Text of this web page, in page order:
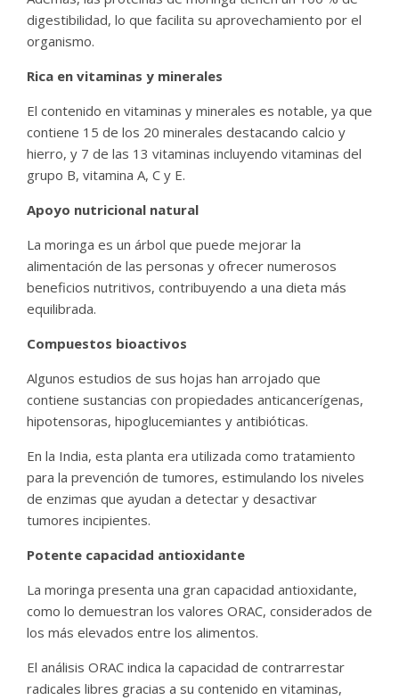
digestibilidad, lo que facilita su aprovechamiento por el
organismo.
Rica en vitaminas y minerales
El contenido en vitaminas y minerales es notable, ya que
contiene 15 de los 20 minerales destacando calcio y
hierro, y 7 de las 13 vitaminas incluyendo vitaminas del
grupo B, vitamina A, C y E.
Apoyo nutricional natural
La moringa es un árbol que puede mejorar la
alimentación de las personas y ofrecer numerosos
beneficios nutritivos, contribuyendo a una dieta más
equilibrada.
Compuestos bioactivos
Algunos estudios de sus hojas han arrojado que
contiene sustancias con propiedades anticancerígenas,
hipotensoras, hipoglucemiantes y antibióticas.
En la India, esta planta era utilizada como tratamiento
para la prevención de tumores, estimulando los niveles
de enzimas que ayudan a detectar y desactivar
tumores incipientes.
Potente capacidad antioxidante
La moringa presenta una gran capacidad antioxidante,
como lo demuestran los valores ORAC, considerados de
los más elevados entre los alimentos.
El análisis ORAC indica la capacidad de contrarrestar
radicales libres gracias a su contenido en vitaminas,